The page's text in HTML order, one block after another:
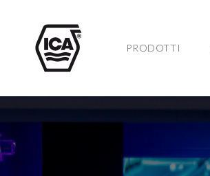
PRODOTTI